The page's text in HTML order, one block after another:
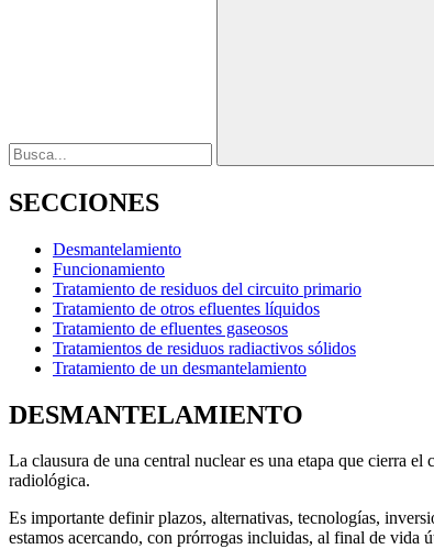
SECCIONES
Desmantelamiento
Funcionamiento
Tratamiento de residuos del circuito primario
Tratamiento de otros efluentes líquidos
Tratamiento de efluentes gaseosos
Tratamientos de residuos radiactivos sólidos
Tratamiento de un desmantelamiento
DESMANTELAMIENTO
La clausura de una central nuclear es una etapa que cierra
radiológica.
Es importante definir plazos, alternativas, tecnologías,
estamos acercando, con prórrogas incluidas, al final de vida